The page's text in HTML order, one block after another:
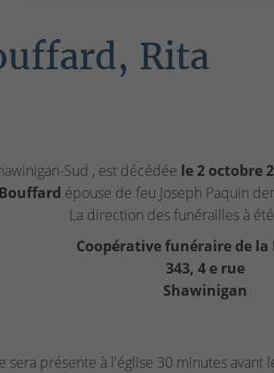
Rita
Sud , est décédée le 2 octobre
Bouffard épouse de feu Joseph Paquin
La direction des funérailles à
Coopérative funéraire de
343, 4 e rue
Shawinigan
présente à l'église 30 minutes avant